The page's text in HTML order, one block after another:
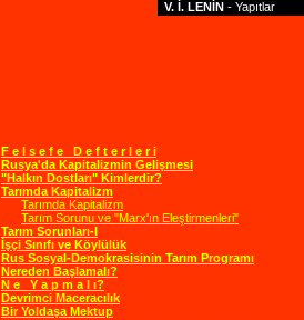
V. İ. LENİN -
F e l s e f e D e f t e r l e r i
Rusya'da Kapitalizmin Gelişmesi
"Halkın Dostları" Kimlerdir?
Tarımda Kapitalizm
Tarımda Kapitalizm
Tarım Sorunu ve "Marx'ın Eleştirmenleri"
Tarım Sorunları-I
İşçi Sınıfı ve Köylülük
Rus Sosyal-Demokrasisinin Tarım Programı
Nereden Başlamalı?
N e Y a p m a l ı?
Devrimci Maceracılık
Bir Yoldaşa Mektup